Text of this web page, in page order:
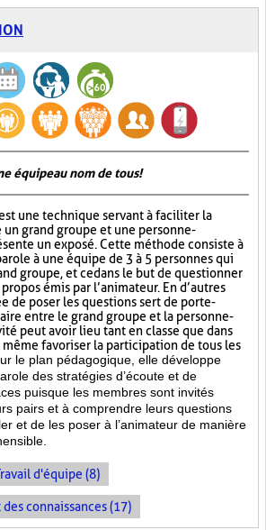
équipe au nom de tous!
une technique servant à faciliter la
grand groupe et une personne-
un exposé. Cette méthode consiste à
à une équipe de 3 à 5 personnes qui
groupe, et ce dans le but de questionner
émis par l’animateur. En d’autres
de poser les questions sert de porte-
entre le grand groupe et la personne-
peut avoir lieu tant en classe que dans
favoriser la participation de tous les
le plan pédagogique, elle développe
des stratégies d’écoute et de
puisque les membres sont invités
pairs et à comprendre leurs questions
et de les poser à l’animateur de manière
d'équipe (8)
connaissances (17)